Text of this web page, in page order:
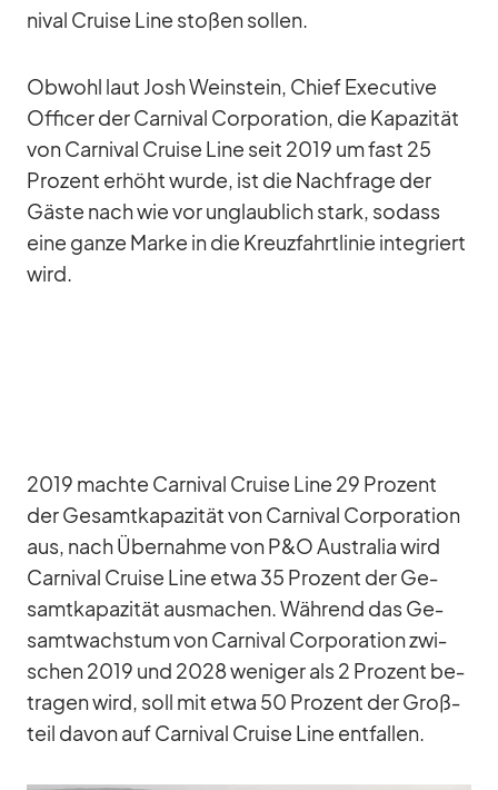
ni­val Cruise Line sto­ßen sol­len.
Ob­wohl laut Josh Wein­stein, Chief Exe­cu­tive
Of­fi­cer der Car­ni­val Cor­po­ra­tion, die Ka­pa­zi­tät
von Car­ni­val Cruise Line seit 2019 um fast 25
Pro­zent er­höht wurde, ist die Nach­frage der
Gäste nach wie vor un­glaub­lich stark, so­dass
eine ganze Marke in die Kreuz­fahrt­li­nie in­te­griert
wird.
2019 machte Car­ni­val Cruise Line 29 Pro­zent
der Ge­samt­ka­pa­zi­tät von Car­ni­val Cor­po­ra­tion
aus, nach Über­nahme von P&O Aus­tra­lia wird
Car­ni­val Cruise Line etwa 35 Pro­zent der Ge­
samt­ka­pa­zi­tät aus­ma­chen. Wäh­rend das Ge­
samt­wachs­tum von Car­ni­val Cor­po­ra­tion zwi­
schen 2019 und 2028 we­ni­ger als 2 Pro­zent be­
tra­gen wird, soll mit etwa 50 Pro­zent der Groß­
teil da­von auf Car­ni­val Cruise Line ent­fal­len.